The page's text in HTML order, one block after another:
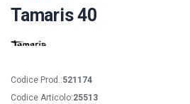
Tamaris 40
Codice Prod.:521174
Codice Articolo:25513